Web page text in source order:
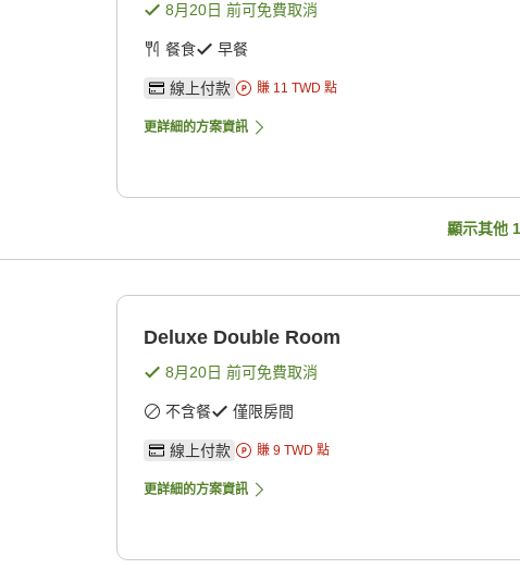
8月20日 前可免費取消
餐食 早餐
線上付款 賺 11 TWD 點
更詳細的方案資訊
顯示其他 1
Deluxe Double Room
8月20日 前可免費取消
不含餐 僅限房間
線上付款 賺 9 TWD 點
更詳細的方案資訊